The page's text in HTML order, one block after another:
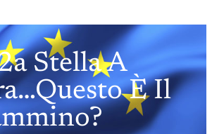
Stella A
È Il